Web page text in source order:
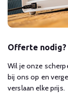
Offerte nodig?
Wil je onze
bij ons op en
verslaan elke prijs.